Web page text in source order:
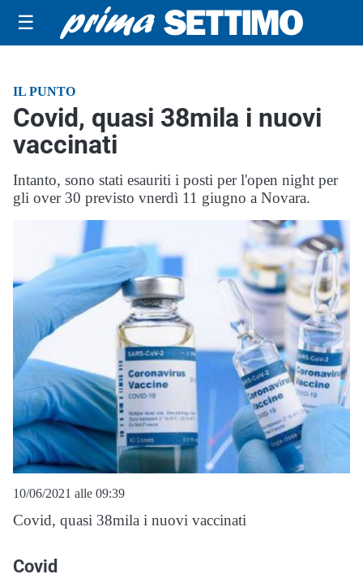
☰
IL PUNTO
Covid, quasi 38mila i nuovi
vaccinati
Intanto, sono stati esauriti i posti per l'open night per
gli over 30 previsto vnerdì 11 giugno a Novara.
10/06/2021 alle 09:39
Covid, quasi 38mila i nuovi vaccinati
Covid